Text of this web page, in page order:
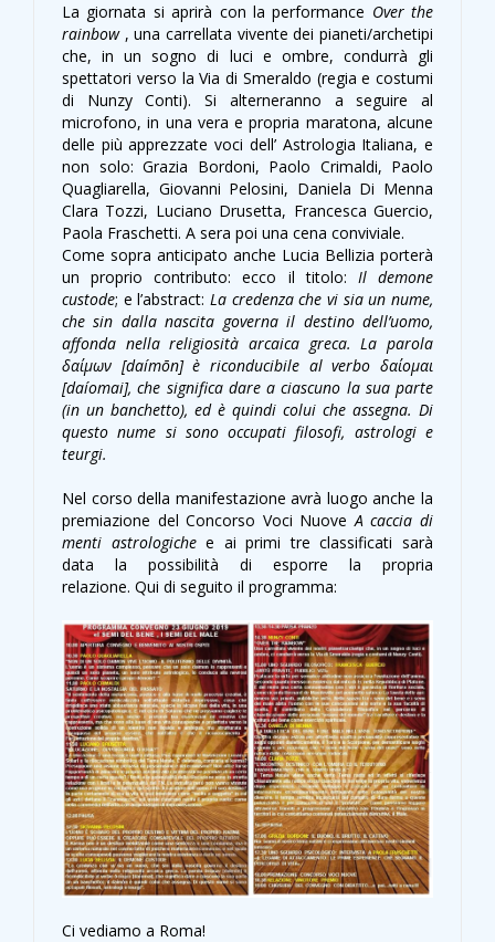
La giornata si aprirà con la performance Over the
rainbow, una carrellata vivente dei pianeti/archetipi
che, in un sogno di luci e ombre, condurrà gli
spettatori verso la Via di Smeraldo (regia e costumi
di Nunzy Conti). Si alterneranno a seguire al
microfono, in una vera e propria maratona, alcune
delle più apprezzate voci dell’ Astrologia Italiana, e
non solo: Grazia Bordoni, Paolo Crimaldi, Paolo
Quagliarella, Giovanni Pelosini, Daniela Di Menna
Clara Tozzi, Luciano Drusetta, Francesca Guercio,
Paola Fraschetti. A sera poi una cena conviviale.
Come sopra anticipato anche Lucia Bellizia porterà
un proprio contributo: ecco il titolo: Il demone
custode; e l’abstract: La credenza che vi sia un nume,
che sin dalla nascita governa il destino dell’uomo,
affonda nella religiosità arcaica greca. La parola
δαίμων [daímōn] è riconducibile al verbo δαίομαι
[daíomai], che significa dare a ciascuno la sua parte
(in un banchetto), ed è quindi colui che assegna. Di
questo nume si sono occupati filosofi, astrologi e
teurgi.
Nel corso della manifestazione avrà luogo anche la
premiazione del Concorso Voci NuoveA caccia di
menti astrologichee ai primi tre classificati sarà
data la possibilità di esporre la propria
relazione. Qui di seguito il programma:
Ci vediamo a Roma!